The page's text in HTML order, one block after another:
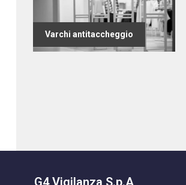
Varchi antitaccheggio
G4 Vigilanza S.p.A